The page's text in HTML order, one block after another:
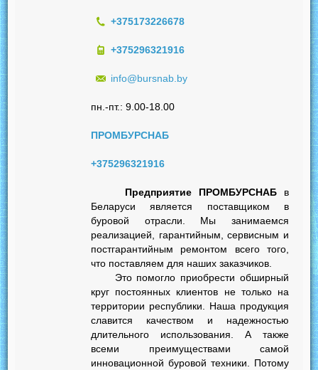
+375173226678
+375296321916
info@bursnab.by
пн.-пт.: 9.00-18.00
ПРОМБУРСНАБ
+375296321916
Предприятие ПРОМБУРСНАБ в
Беларуси является поставщиком в
буровой отрасли. Мы занимаемся
реализацией, гарантийным, сервисным и
постгарантийным ремонтом всего того,
что поставляем для наших заказчиков.
Это помогло приобрести обширный
круг постоянных клиентов не только на
территории республики. Наша продукция
славится качеством и надежностью
длительного использования. А также
всеми преимуществами самой
инновационной буровой техники. Потому